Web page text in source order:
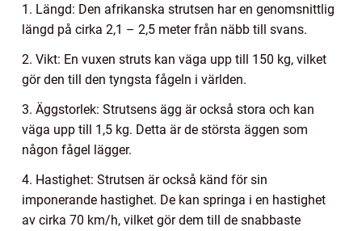
1. Längd: Den afrikanska strutsen har en genomsnittlig
längd på cirka 2,1 – 2,5 meter från näbb till svans.
2. Vikt: En vuxen struts kan väga upp till 150 kg, vilket
gör den till den tyngsta fågeln i världen.
3. Äggstorlek: Strutsens ägg är också stora och kan
väga upp till 1,5 kg. Detta är de största äggen som
någon fågel lägger.
4. Hastighet: Strutsen är också känd för sin
imponerande hastighet. De kan springa i en hastighet
av cirka 70 km/h, vilket gör dem till de snabbaste